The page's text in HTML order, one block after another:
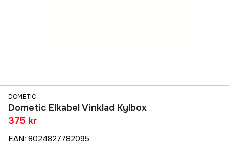
DOMETIC
Dometic Elkabel Vinklad Kylbox
375 kr
EAN: 8024827782095